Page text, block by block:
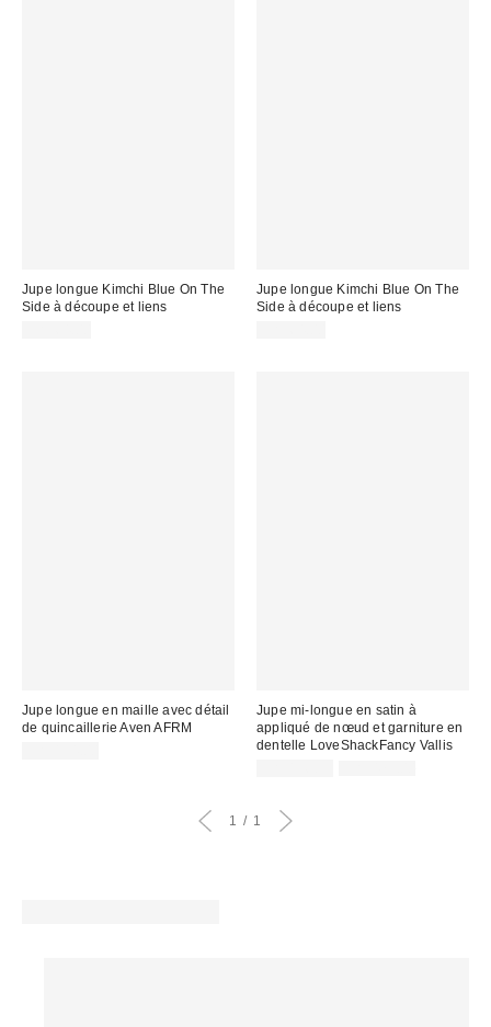
Jupe longue Kimchi Blue On The
Side à découpe et liens
Jupe longue Kimchi Blue On The
Side à découpe et liens
Jupe longue en maille avec détail
de quincaillerie Aven AFRM
Jupe mi-longue en satin à
appliqué de nœud et garniture en
dentelle LoveShackFancy Vallis
1 1